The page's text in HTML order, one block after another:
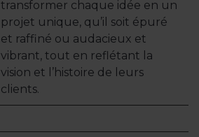
transformer chaque idée en un
projet unique, qu’il soit épuré
et raffiné ou audacieux et
vibrant, tout en reflétant la
vision et l’histoire de leurs
clients.